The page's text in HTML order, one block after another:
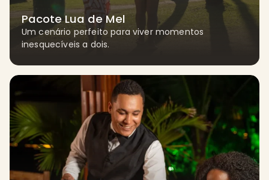
Pacote Lua de Mel
Um cenário perfeito para viver momentos
inesquecíveis a dois.